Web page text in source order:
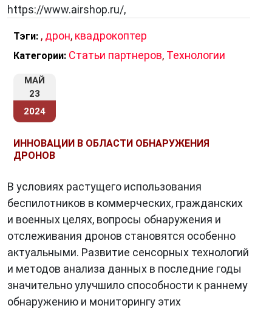
https://www.airshop.ru/,
Тэги: , дрон, квадрокоптер
Категории: Статьи партнеров, Технологии
МАЙ
23
2024
ИННОВАЦИИ В ОБЛАСТИ ОБНАРУЖЕНИЯ
ДРОНОВ
В условиях растущего использования
беспилотников в коммерческих, гражданских
и военных целях, вопросы обнаружения и
отслеживания дронов становятся особенно
актуальными. Развитие сенсорных технологий
и методов анализа данных в последние годы
значительно улучшило способности к раннему
обнаружению и мониторингу этих